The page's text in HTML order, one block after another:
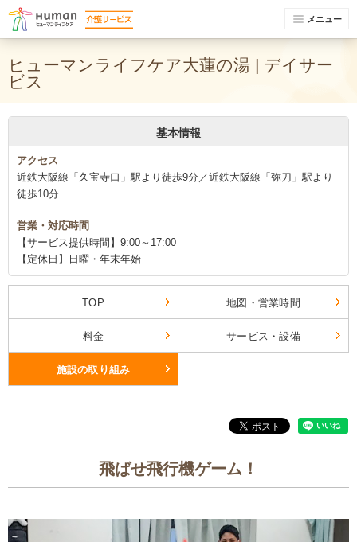
メニュー
ヒューマンライフケア大蓮の湯 | デイサー
ビス
基本情報
アクセス
近鉄大阪線「久宝寺口」駅より徒歩9分／近鉄大阪線「弥刀」駅より
徒歩10分
営業・対応時間
【サービス提供時間】9:00～17:00
【定休日】日曜・年末年始
TOP 地図・営業時間
料金 サービス・設備
施設の取り組み
飛ばせ飛行機ゲーム！